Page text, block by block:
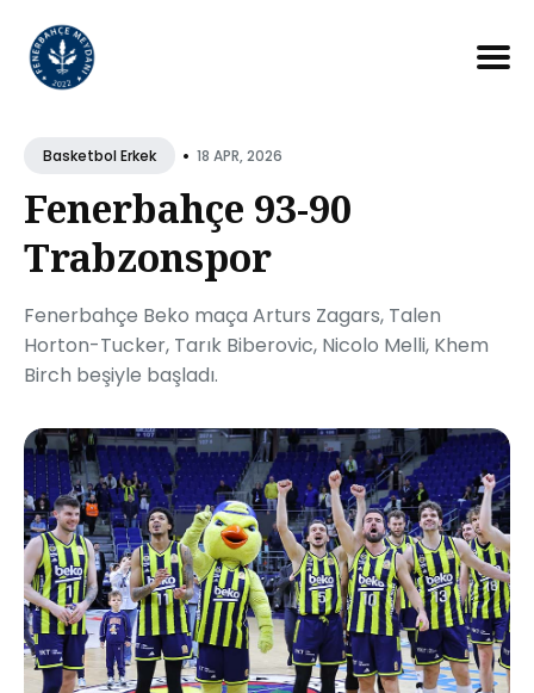
Blog
Basketbol Erkek • 18 APR, 2026
Fenerbahçe 93-90
Trabzonspor
Fenerbahçe Beko maça Arturs Zagars, Talen
Horton-Tucker, Tarık Biberovic, Nicolo Melli, Khem
Birch beşiyle başladı.